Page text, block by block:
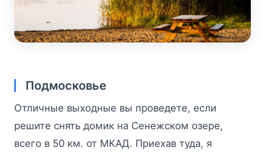
Подмосковье
Отличные выходные вы проведете, если
решите снять домик на Сенежском озере,
всего в 50 км. от МКАД. Приехав туда, я